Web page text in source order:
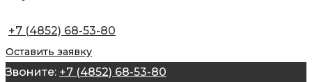
+7 (4852) 68-53-80
Оставить заявку
Звоните: +7 (4852) 68-53-80